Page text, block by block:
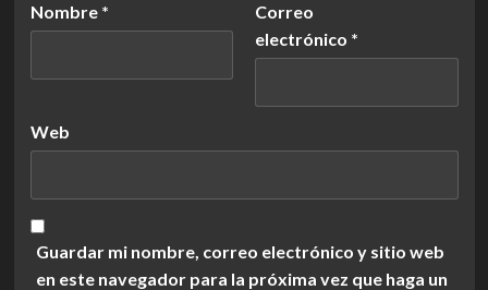
Nombre *
Correo
electrónico *
Web
Guardar mi nombre, correo electrónico y sitio web
en este navegador para la próxima vez que haga un